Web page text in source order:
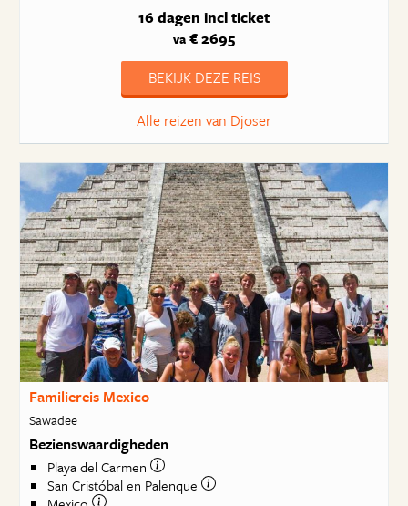
16 dagen incl ticket
va € 2695
BEKIJK DEZE REIS
Alle reizen van Djoser
Familiereis Mexico
Sawadee
Bezienswaardigheden
Playa del Carmen
San Cristóbal en Palenque